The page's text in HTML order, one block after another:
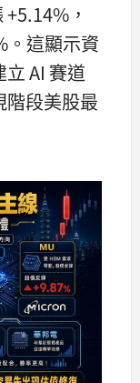
+5.14%，
。這顯示資
AI 賽道
階段美股最